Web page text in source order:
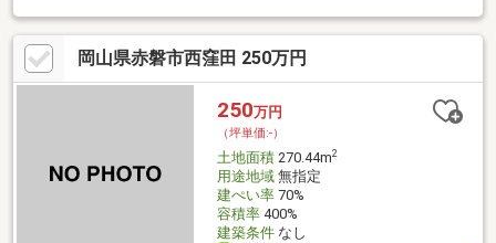
セブンイレブン 赤磐町苅田店まで1685ｍ 徒歩約22分・赤磐市役
所赤坂支所まで1647ｍ 徒歩約21分・赤坂郵便局まで1823ｍ 徒
歩約23分・戸川クリニックまで764ｍ 徒歩約10分電話が苦手な
方も安心！ネット予約ならワンタップでOK！！【見学予約する】
より、見学希望のお問合せが可能です。内見のご予約お待ちして
おります☆彡・景観法・宅地造成等規制法・都市再生特別措置法
岡山県赤磐市西窪田 250万円
250万円
（坪単価:-）
土地面積270.44m2
用途地域無指定
建ぺい率70%
容積率400%
建築条件なし